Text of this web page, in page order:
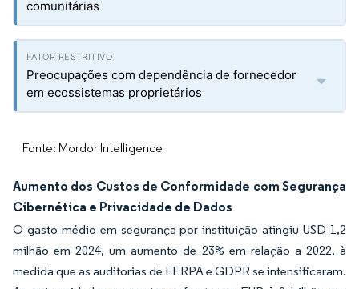
comunitárias
Preocupações com dependência de fornecedor
em ecossistemas proprietários
Fonte: Mordor Intelligence
Aumento dos Custos de Conformidade com Segurança
Cibernética e Privacidade de Dados
O gasto médio em segurança por instituição atingiu USD 1,2
milhão em 2024, um aumento de 23% em relação a 2022, à
medida que as auditorias de FERPA e GDPR se intensificaram.